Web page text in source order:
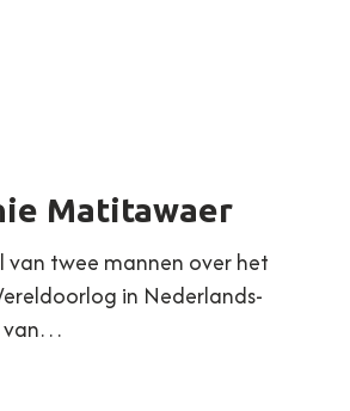
Matitawaer
van twee mannen over het
in Nederlands-
van…